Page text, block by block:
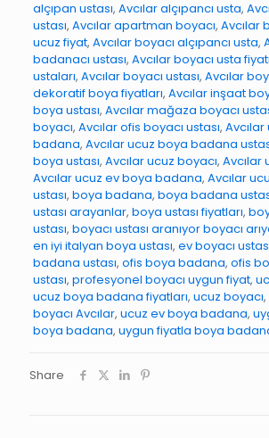
alçıpan ustası, Avcılar alçıpancı usta,
ustası, Avcılar apartman boyacı, Avcılar
ucuz fiyat, Avcılar boyacı alçıpancı usta,
badanacı ustası, Avcılar boyacı usta fiyatı
ustaları, Avcılar boyacı ustası, Avcılar
dekoratif boya fiyatları, Avcılar inşaat
boya ustası, Avcılar mağaza boyacı
boyacı, Avcılar ofis boyacı ustası,
badana, Avcılar ucuz boya badana
boya ustası, Avcılar ucuz boyacı, Avcılar
Avcılar ucuz ev boya badana, Avcılar
ustası, boya badana, boya badana
ustası arayanlar, boya ustası fiyatları,
ustası, boyacı ustası aranıyor boyacı
en iyi italyan boya ustası, ev boyacı
badana ustası, ofis boya badana, ofis
ustası, profesyonel boyacı uygun fiyat,
ucuz boya badana fiyatları, ucuz boyacı,
boyacı Avcılar, ucuz ev boya badana,
boya badana, uygun fiyatla boya
Share